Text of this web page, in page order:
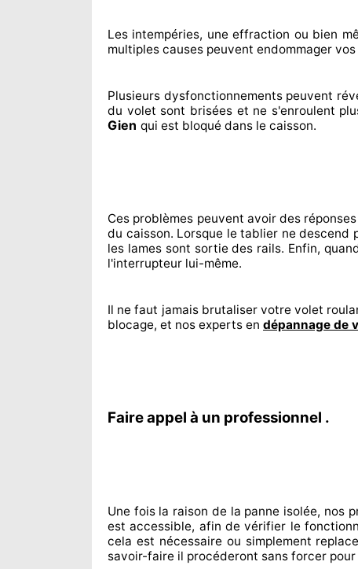
Les intempéries, une effraction ou bien
multiples causes peuvent endommager
Plusieurs dysfonctionnements peuvent
du volet sont briséeset ne s'enroulent
Gien qui est bloqué dans le caisson.
Ces problèmes peuvent avoir des réponses
du caisson. Lorsque le tablier ne descend
les lames sont sortiedes rails. Enfin,
l'interrupteur lui-même.
Il ne faut jamais brutaliservotre volet
blocage, et nos experts en dépannage de
Faire appel à un professionnel .
Une fois la raison de la panne isolée, nos
est accessible, afin de vérifier le
cela est nécessaireou simplement
savoir-faire il procéderont sans forcer pour